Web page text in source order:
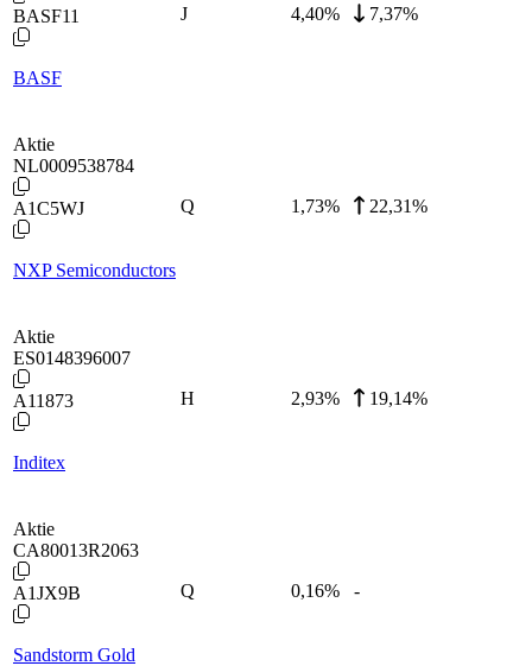
BASF11
BASF
J 4,40% 7,37%
Aktie
NL0009538784
A1C5WJ
NXP Semiconductors
Q 1,73% 22,31%
Aktie
ES0148396007
A11873
Inditex
H 2,93% 19,14%
Aktie
CA80013R2063
A1JX9B
Sandstorm Gold
Q 0,16% -